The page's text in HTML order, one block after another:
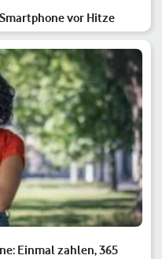
vor Hitze
Einmal zahlen, 365